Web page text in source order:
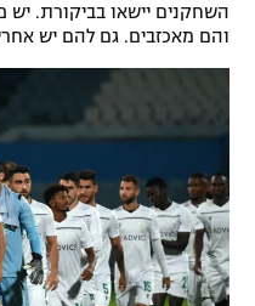
הצטרפות לחבילת
לוח דרושים – ג'ובנט
תגיות
המגזין
השחקנים יישאו בביקורת.
והם מאכזבים. גם להם יש